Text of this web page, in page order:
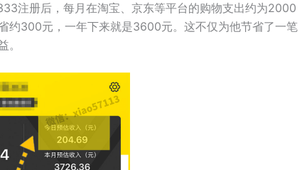
注册后，每月在淘宝、京东等平台的购物支出约为2000
约300元，一年下来就是3600元。这不仅为他节省了一笔
。